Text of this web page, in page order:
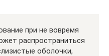
при не вовремя
распространиться
оболочки,